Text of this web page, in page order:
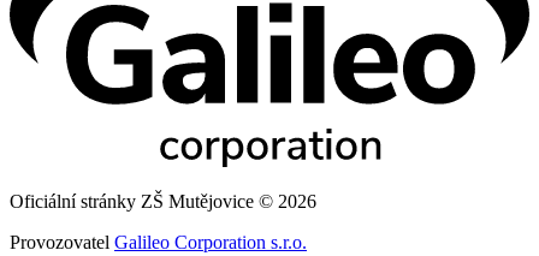
Oficiální stránky ZŠ Mutějovice © 2026
Provozovatel Galileo Corporation s.r.o.